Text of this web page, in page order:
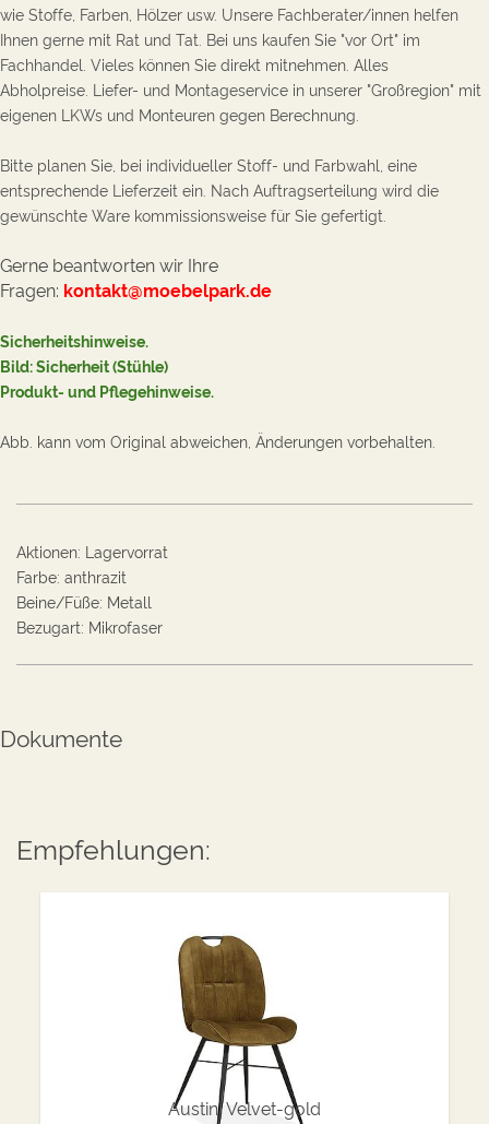
wie Stoffe, Farben, Hölzer usw. Unsere Fachberater/innen helfen
Ihnen gerne mit Rat und Tat. Bei uns kaufen Sie "vor Ort" im
Fachhandel. Vieles können Sie direkt mitnehmen. Alles
Abholpreise. Liefer- und Montageservice in unserer "Großregion" mit
eigenen LKWs und Monteuren gegen Berechnung.
Bitte planen Sie, bei individueller Stoff- und Farbwahl, eine
entsprechende Lieferzeit ein. Nach Auftragserteilung wird die
gewünschte Ware kommissionsweise für Sie gefertigt.
Gerne beantworten wir Ihre
Fragen: kontakt@moebelpark.de
Sicherheitshinweise.
Bild: Sicherheit (Stühle)
Produkt- und Pflegehinweise.
Abb. kann vom Original abweichen, Änderungen vorbehalten.
Aktionen: Lagervorrat
Farbe: anthrazit
Beine/Füße: Metall
Bezugart: Mikrofaser
Dokumente
Empfehlungen:
Austin, Velvet-gold